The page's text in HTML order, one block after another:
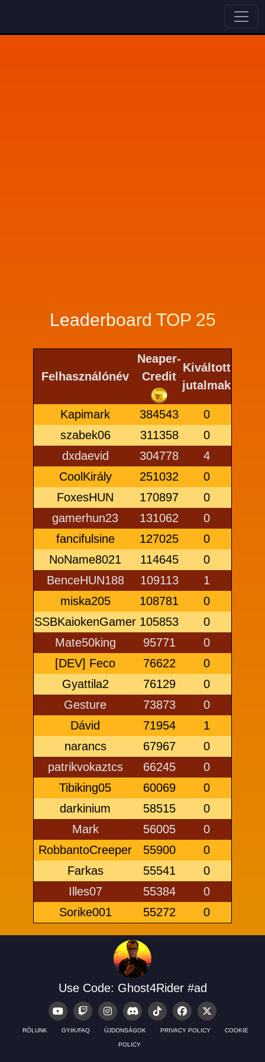
Leaderboard TOP 25
Felhasználónév
Neaper-
Credit
Kiváltott
jutalmak
Kapimark 384543
0
szabek06
311358
0
dxdaevid
304778
4
CoolKirály
251032
0
FoxesHUN
170897
0
gamerhun23
131062
0
fancifulsine
127025
0
NoName8021
114645
0
BenceHUN188
109113
1
miska205
108781
0
SSBKaiokenGamer 105853
0
Mate50king
95771
0
[DEV] Feco
76622
0
Gyattila2
76129
0
Gesture
73873
0
Dávid
71954
1
narancs
67967
0
patrikvokaztcs
66245
0
Tibiking05
60069
0
darkinium
58515
0
Mark
56005
0
RobbantoCreeper
55900
0
Farkas
55541
0
Illes07
55384
0
Sorike001
55272 0
Use Code: Ghost4Rider #ad
RÓLUNK GYIK/FAQ ÚJDONSÁGOK PRIVACY POLICY COOKIE
POLICY